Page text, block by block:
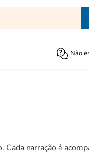
Não
narração é